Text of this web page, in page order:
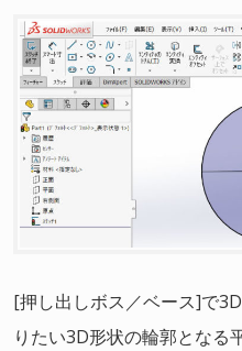
[押し出しボス／ベース]で
りたい3D形状の輪郭となる